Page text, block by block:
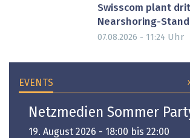
Swisscom plant
Nearshoring-
07.08.2026 - 11:24 Uhr
EVENTS
Netzmedien Sommer
19. August 2026 - 18:00 bis 22:00